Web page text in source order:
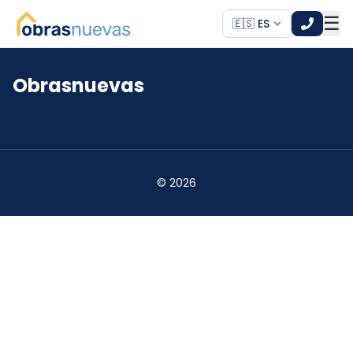
🇪🇸 ES ☰
*
Obrasnuevas
© 2026